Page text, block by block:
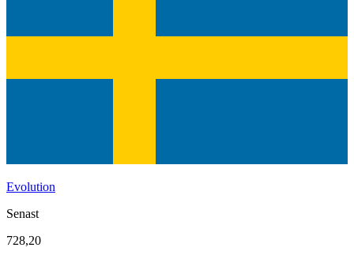
Evolution
Senast
728,20